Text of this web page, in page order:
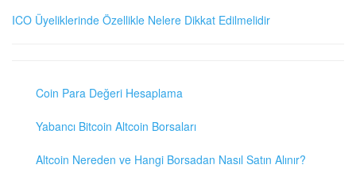
ICO Üyeliklerinde Özellikle Nelere Dikkat Edilmelidir
Coin Para Değeri Hesaplama
Yabancı Bitcoin Altcoin Borsaları
Altcoin Nereden ve Hangi Borsadan Nasıl Satın Alınır?